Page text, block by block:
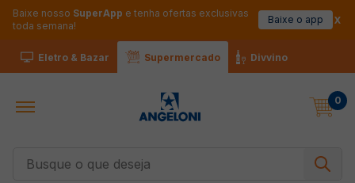
Baixe nosso SuperApp e tenha ofertas exclusivas
toda semana!
Baixe o app
Eletro & Bazar Supermercado Divvino
0